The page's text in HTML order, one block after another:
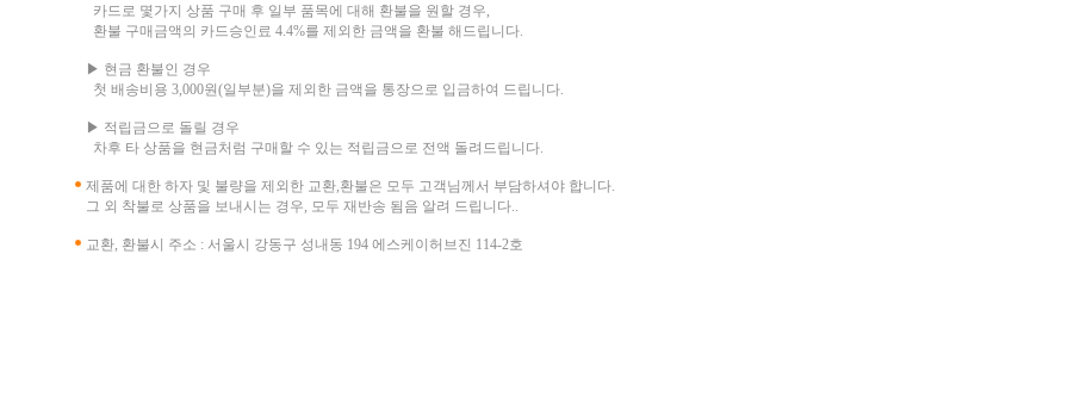
카드로 몇가지 상품 구매 후 일부 품목에 대해 환불을 원할 경우,
환불 구매금액의 카드승인료 4.4%를 제외한 금액을 환불 해드립니다.
▶ 현금 환불인 경우
첫 배송비용 3,000원(일부분)을 제외한 금액을 통장으로 입금하여 드립니다.
▶ 적립금으로 돌릴 경우
차후 타 상품을 현금처럼 구매할 수 있는 적립금으로 전액 돌려드립니다.
제품에 대한 하자 및 불량을 제외한 교환,환불은 모두 고객님께서 부담하셔야 합니다.
그 외 착불로 상품을 보내시는 경우, 모두 재반송 됨음 알려 드립니다..
교환, 환불시 주소 : 서울시 강동구 성내동 194 에스케이허브진 114-2호